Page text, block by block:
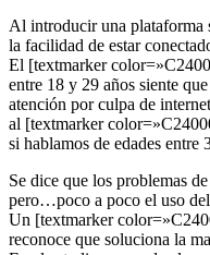
Al introducir una plataforma
la facilidad de estar
El [textmarker
entre 18 y 29 años siente
atención por culpa de
al [textmarker
si hablamos de edades entre
Se dice que los problemas
pero…poco a poco el uso
Un [textmarker
reconoce que soluciona la